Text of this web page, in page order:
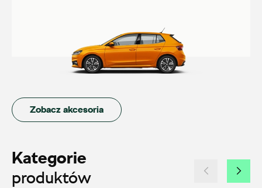
Zobacz akcesoria
Kategorie
produktów
czesci@vw.alexas.pl
ul. Brzezińska 17, Łódź
czesci.brzezinska@zimny.com.pl